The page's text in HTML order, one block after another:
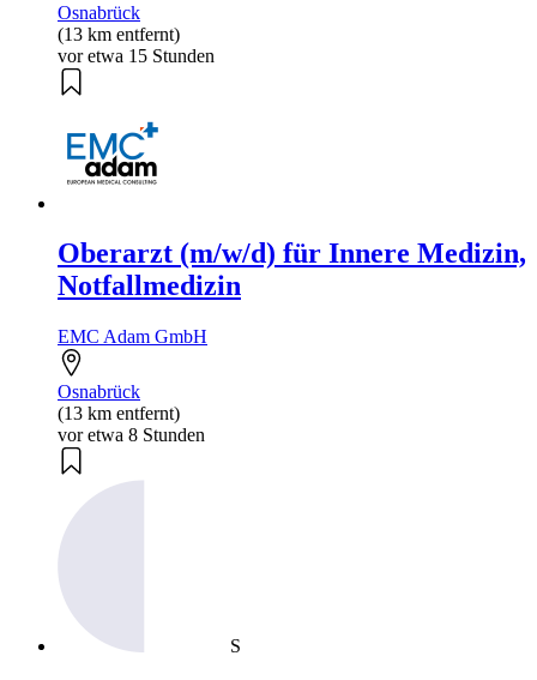
Osnabrück
(13 km entfernt)
vor etwa 15 Stunden
Oberarzt (m/w/d) für Innere Medizin,
Notfallmedizin
EMC Adam GmbH
Osnabrück
(13 km entfernt)
vor etwa 8 Stunden
S